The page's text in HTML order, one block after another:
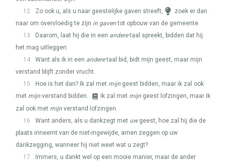
12
Zo ook u, als u naar geestelijke gaven streeft,
zoek er dan
naar om overvloedig te zijn in gaventot opbouw van de gemeente.
13
Daarom, laat hij die in een anderetaal spreekt, bidden dat hij
het mag uitleggen.
14
Want als ik in een anderetaal bid, bidt mijn geest, maar mijn
verstand blijft zonder vrucht.
15
Hoe is het dan? Ik zal met mijn geest bidden, maar ik zal ook
met mijn verstand bidden. Ik zal met mijn geest lofzingen, maar ik
zal ook met mijn verstand lofzingen.
16
Want anders, als u dankzegt met uwgeest, hoe zal hij die de
plaats inneemt van de niet-ingewijde, amen zeggen op uw
dankzegging, wanneer hij niet weet wat u zegt?
17
Immers, u dankt wel op een mooie manier, maar de ander